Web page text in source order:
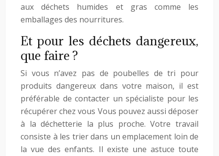
aux déchets humides et gras comme les
emballages des nourritures.
Et pour les déchets dangereux,
que faire ?
Si vous n’avez pas de poubelles de tri pour
produits dangereux dans votre maison, il est
préférable de contacter un spécialiste pour les
récupérer chez vous Vous pouvez aussi déposer
à la déchetterie la plus proche. Votre travail
consiste à les trier dans un emplacement loin de
la vue des enfants. Il existe une astuce toute